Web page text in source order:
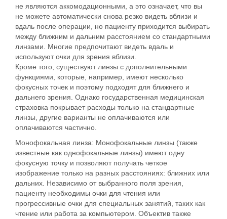
не являются аккомодационными, а это означает, что вы
не можете автоматически снова резко видеть вблизи и
вдаль после операции, но пациенту приходится выбирать
между ближним и дальним расстоянием со стандартными
линзами. Многие предпочитают видеть вдаль и
используют очки для зрения вблизи.
Кроме того, существуют линзы с дополнительными
функциями, которые, например, имеют несколько
фокусных точек и поэтому подходят для ближнего и
дальнего зрения. Однако государственная медицинская
страховка покрывает расходы только на стандартные
линзы, другие варианты не оплачиваются или
оплачиваются частично.
Монофокальная линза: Монофокальные линзы (также
известные как однофокальные линзы) имеют одну
фокусную точку и позволяют получать четкое
изображение только на разных расстояниях: ближних или
дальних. Независимо от выбранного поля зрения,
пациенту необходимы очки для чтения или
прогрессивные очки для специальных занятий, таких как
чтение или работа за компьютером. Объектив также